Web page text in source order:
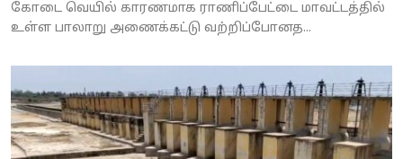
கோடை வெயில் காரணமாக ராணிப்பேட்டை மாவட்டத்தில்
உள்ள பாலாறு அணைக்கட்டு வற்றிப்போனத...